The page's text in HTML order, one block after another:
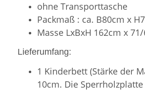
ohne Transporttasche
Packmaß : ca. B80cm x
Masse LxBxH 162cm x
Lieferumfang:
1 Kinderbett (Stärke der
10cm. Die